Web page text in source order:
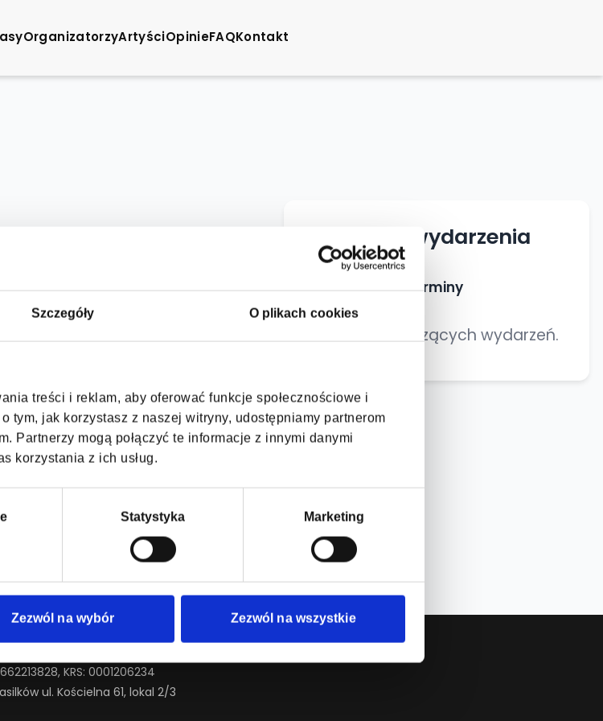
Szczegóły O plikach cookies
treści i reklam, aby oferować funkcje społecznościowe i
tym, jak korzystasz z naszej witryny, udostępniamy partnerom
Partnerzy mogą połączyć te informacje z innymi danymi
korzystania z ich usług.
Statystyka Marketing
Zezwól na wybór Zezwól na wszystkie
OrganizatorzyArtyściOpinieFAQKontakt
Najbliższe wydarzenia
Nadchodzące terminy
Brak nadchodzących wydarzeń.
KRS: 0001206234
ul. Kościelna 61, lokal 2/3